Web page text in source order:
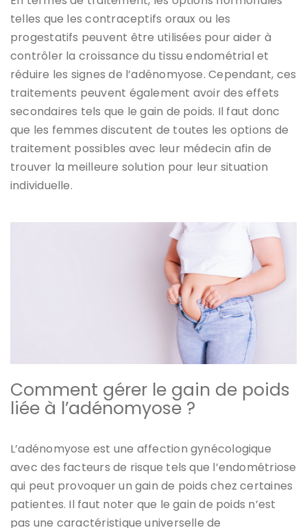
telles que les contraceptifs oraux ou les
progestatifs peuvent être utilisées pour aider à
contrôler la croissance du tissu endométrial et
réduire les signes de l’adénomyose. Cependant, ces
traitements peuvent également avoir des effets
secondaires tels que le gain de poids. Il faut donc
que les femmes discutent de toutes les options de
traitement possibles avec leur médecin afin de
trouver la meilleure solution pour leur situation
individuelle.
Comment gérer le gain de poids
liée à l’adénomyose ?
L’adénomyose est une affection gynécologique
avec des facteurs de risque tels que l’endométriose
qui peut provoquer un gain de poids chez certaines
patientes. Il faut noter que le gain de poids n’est
pas une caractéristique universelle de